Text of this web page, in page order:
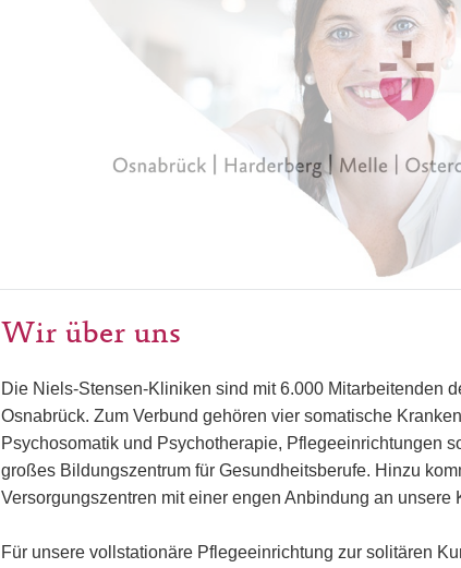
Wir über uns
Die Niels-Stensen-Kliniken sind mit 6.000 Mitarbeitenden
Osnabrück. Zum Verbund gehören vier somatische
Psychosomatik und Psychotherapie, Pflegeeinrichtungen
großes Bildungszentrum für Gesundheitsberufe. Hinzu
Versorgungszentren mit einer engen Anbindung an unsere
Für unsere vollstationäre Pflegeeinrichtung zur solitären